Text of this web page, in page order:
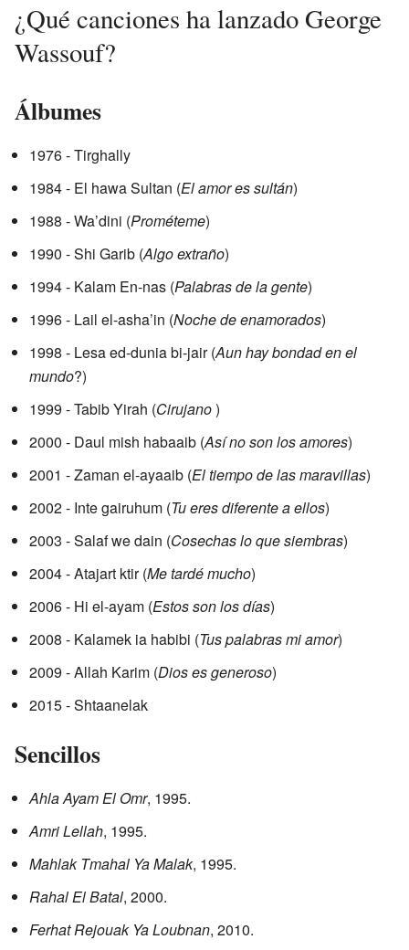
¿Qué canciones ha lanzado George
Wassouf?
Álbumes
1976 - Tirghally
1984 - El hawa Sultan (El amor es sultán)
1988 - Wa’dini (Prométeme)
1990 - Shi Garib (Algo extraño)
1994 - Kalam En-nas (Palabras de la gente)
1996 - Lail el-asha’in (Noche de enamorados)
1998 - Lesa ed-dunia bi-jair (Aun hay bondad en el
mundo?)
1999 - Tabib Yirah (Cirujano)
2000 - Daul mish habaaib (Así no son los amores)
2001 - Zaman el-ayaaib (El tiempo de las maravillas)
2002 - Inte gairuhum (Tu eres diferente a ellos)
2003 - Salaf we dain (Cosechas lo que siembras)
2004 - Atajart ktir (Me tardé mucho)
2006 - Hi el-ayam (Estos son los días)
2008 - Kalamek ia habibi (Tus palabras mi amor)
2009 - Allah Karim (Dios es generoso)
2015 - Shtaanelak
Sencillos
Ahla Ayam El Omr, 1995.
Amri Lellah, 1995.
Mahlak Tmahal Ya Malak, 1995.
Rahal El Batal, 2000.
Ferhat Rejouak Ya Loubnan, 2010.